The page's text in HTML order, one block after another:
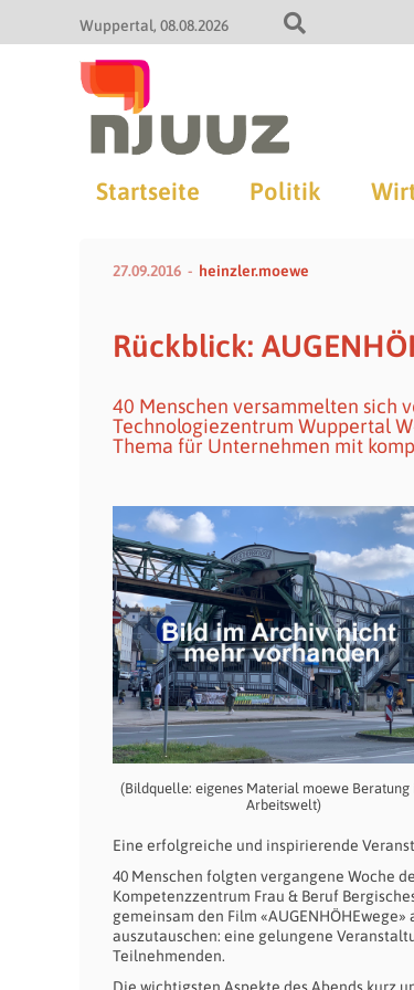
Wuppertal 08.08.2026
Startseite Politik
27.09.2016 heinzler.moewe
Rückblick:
40 Menschen versammelten sich
Technologiezentrum Wuppertal
Thema für Unternehmen mit
(Bildquelle: eigenes Material moewe Beratung
Arbeitswelt)
Eine erfolgreiche und inspirierende
40 Menschen folgten vergangene Woche
Kompetenzzentrum Frau & Beruf
gemeinsam den Film
auszutauschen: eine gelungene
Teilnehmenden.
Die wichtigsten Aspekte des Abends kurz